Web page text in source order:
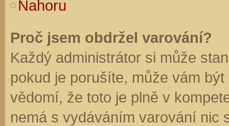
Nahoru
Proč jsem obdržel varování?
Každý administrátor si může
pokud je porušíte, může vám
vědomí, že toto je plně v
nemá s vydáváním varování nic